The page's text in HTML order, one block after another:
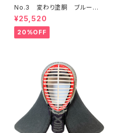
No.3 変わり塗胴 ブルースタ
ー50本型L 一般用L
¥25,520
20%OFF